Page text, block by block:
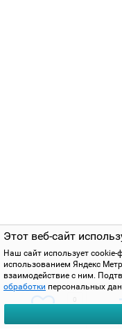
Этот веб-сайт
Наш сайт использует
использованием Яндекс
взаимодействие с ним.
обработки персональных